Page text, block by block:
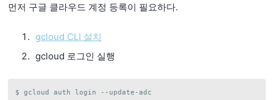
먼저 구글 클라우드 계정 등록이 필요하다.
gcloud CLI 설치
gcloud 로그인 실행